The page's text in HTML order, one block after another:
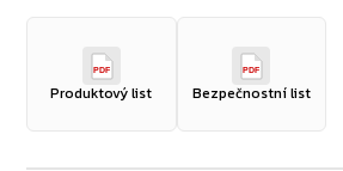
PDF
Produktový list
PDF
Bezpečnostní list